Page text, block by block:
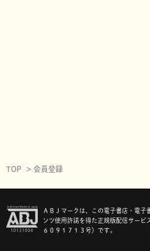
TOP 会員登録
ＡＢＪマークは、この電子書店・電子
ンツ使用許諾を得た正規版配信サー
６０９１７１３号）です。